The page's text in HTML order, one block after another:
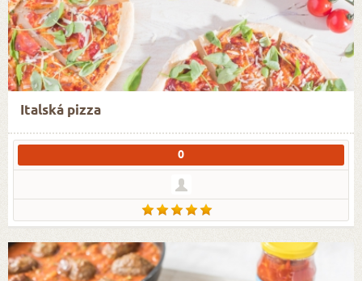
Italská pizza
0